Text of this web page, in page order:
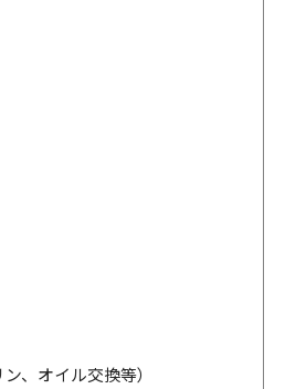
、オイル交換等）